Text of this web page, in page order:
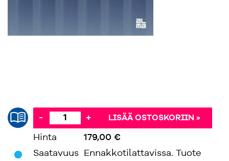
- + LISÄÄ OSTOSKORIIN »
Hinta
179,00 €
Saatavuus
Ennakkotilattavissa. Tuote